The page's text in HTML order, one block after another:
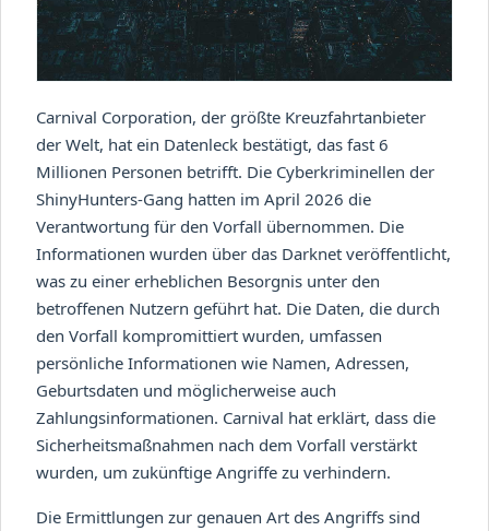
Carnival Corporation, der größte Kreuzfahrtanbieter
der Welt, hat ein Datenleck bestätigt, das fast 6
Millionen Personen betrifft. Die Cyberkriminellen der
ShinyHunters-Gang hatten im April 2026 die
Verantwortung für den Vorfall übernommen. Die
Informationen wurden über das Darknet veröffentlicht,
was zu einer erheblichen Besorgnis unter den
betroffenen Nutzern geführt hat. Die Daten, die durch
den Vorfall kompromittiert wurden, umfassen
persönliche Informationen wie Namen, Adressen,
Geburtsdaten und möglicherweise auch
Zahlungsinformationen. Carnival hat erklärt, dass die
Sicherheitsmaßnahmen nach dem Vorfall verstärkt
wurden, um zukünftige Angriffe zu verhindern.
Die Ermittlungen zur genauen Art des Angriffs sind